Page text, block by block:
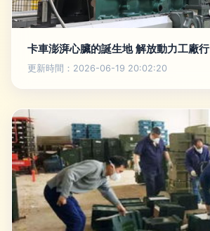
卡車澎湃心臟的誕生地 解放動力工廠行
更新時間：2026-06-19 20:02:20